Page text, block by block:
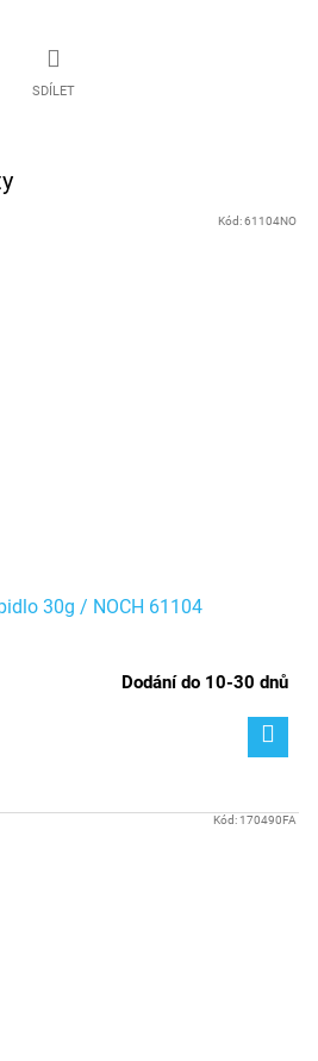
SDÍLET
30g / NOCH 61104
Dodání do 10-30 dnů
Kód:61104NO
Kód: 170490FA